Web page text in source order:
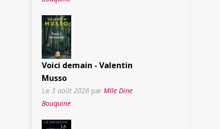
Voici demain - Valentin
Musso
Le 3 août 2026 par Mlle Dine
Bouquine